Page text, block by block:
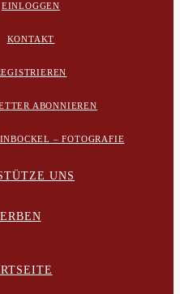
EINLOGGEN
KONTAKT
ABONNIEREN
– FOTOGRAFIE
UNS